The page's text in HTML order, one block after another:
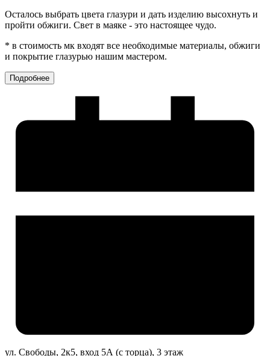
Осталось выбрать цвета глазури и дать изделию высохнуть и
пройти обжиги. Свет в маяке - это настоящее чудо.
* в стоимость мк входят все необходимые материалы, обжиги
и покрытие глазурью нашим мастером.
Подробнее
ул. Свободы, 2к5, вход 5А (с торца), 3 этаж